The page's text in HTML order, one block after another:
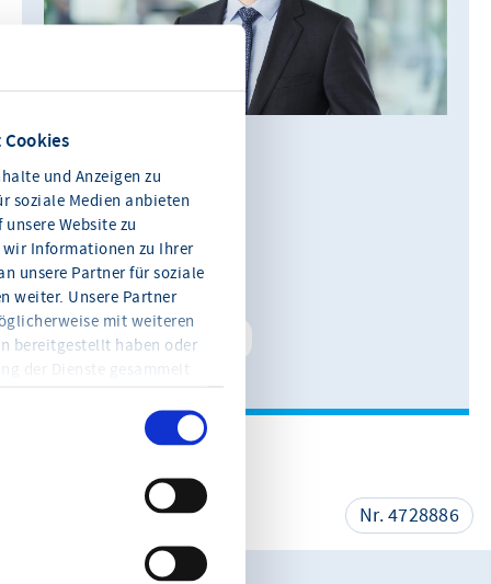
und Anzeigen zu
soziale Medien anbieten
Website zu
Informationen zu Ihrer
unsere Partner für soziale
weiter. Unsere Partner
mit weiteren
bereitgestellt haben oder
der Dienste gesammelt
Informationen und die
Alexander Rackwitz
Leiter Kommunikation
0611 360 115-11
E-Mail schreiben
Kontakt speichern
Nr. 4728886